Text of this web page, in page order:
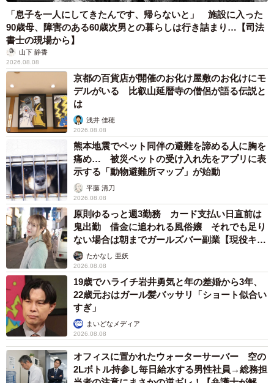
「息子を一人にしてきたんです、帰らないと」 施設に入った
90歳母、障害のある60歳次男との暮らしは行き詰まり…【司法
書士の現場から】
山下 静香
2026.08.08
京都の百貨店が開催のお化け屋敷のお化けにモ
デルがいる 比叡山延暦寺の僧侶が語る伝説と
は
浅井 佳穂
2026.08.08
熊本地震でペット同伴の避難を諦める人に胸を
痛め… 被災ペットの受け入れ先をアプリに表
示する「動物避難所マップ」が始動
平藤 清刀
2026.08.08
原則ゆるっと週3勤務 カード支払い日直前は
鬼出勤 借金に追われる風俗嬢 それでも足り
ない場合は朝までガールズバー副業【現役キャ
ストに取材】
たかなし 亜妖
2026.08.08
19歳でハライチ岩井勇気と年の差婚から3年、
22歳元おはガール髪バッサリ「ショート似合い
すぎ」
まいどなメディア
2026.08.08
オフィスに置かれたウォーターサーバー 空の
2Lボトル持参し毎日給水する男性社員→総務担